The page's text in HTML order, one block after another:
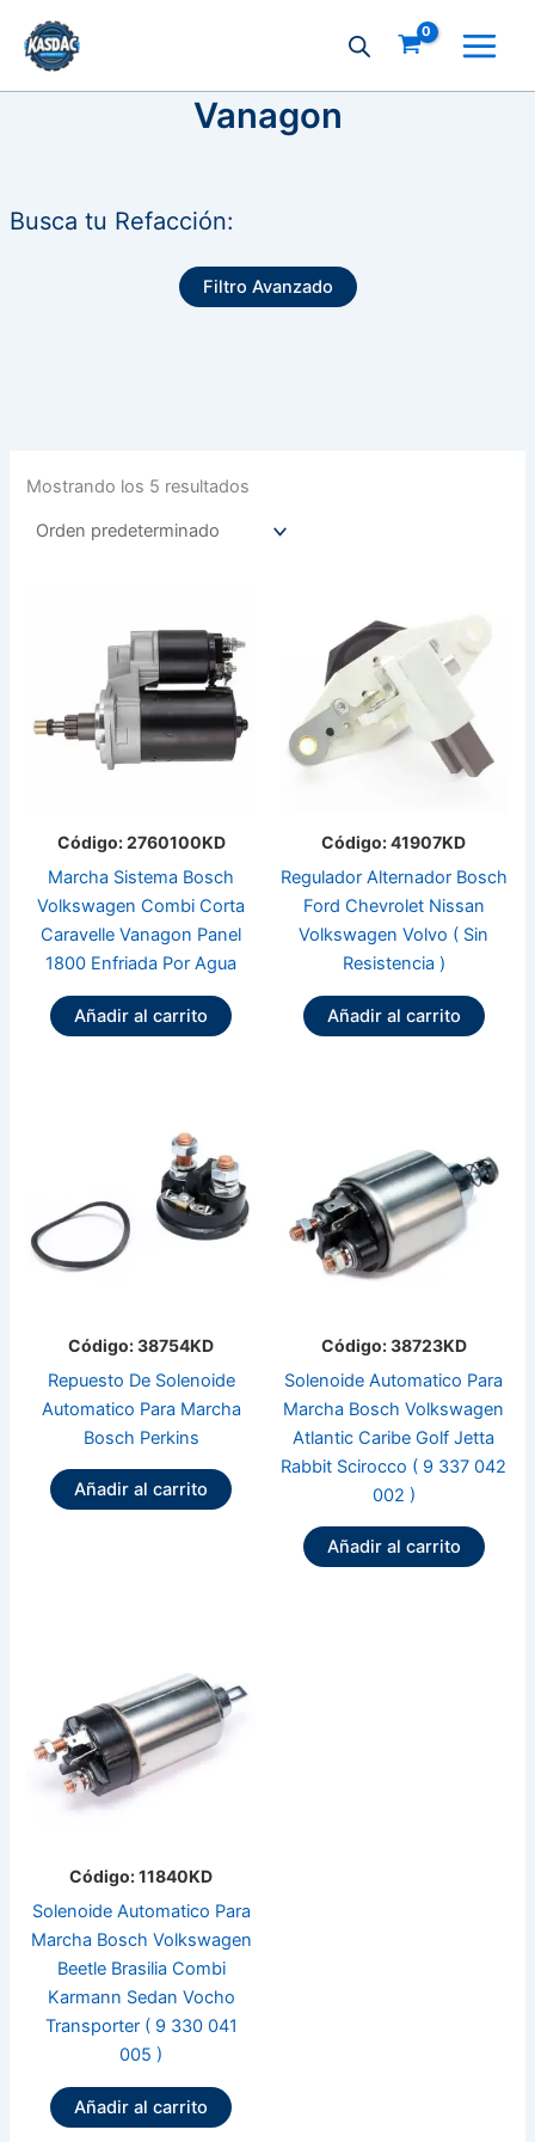
contenido
Vanagon
Busca tu Refacción:
Filtro Avanzado
Mostrando los 5 resultados
Código: 2760100KD
Marcha Sistema Bosch
Volkswagen Combi Corta
Caravelle Vanagon Panel
1800 Enfriada Por Agua
Añadir al carrito
Código: 41907KD
Regulador Alternador Bosch
Ford Chevrolet Nissan
Volkswagen Volvo ( Sin
Resistencia )
Añadir al carrito
Código: 38754KD
Repuesto De Solenoide
Automatico Para Marcha
Bosch Perkins
Añadir al carrito
Código: 38723KD
Solenoide Automatico Para
Marcha Bosch Volkswagen
Atlantic Caribe Golf Jetta
Rabbit Scirocco ( 9 337 042
002 )
Añadir al carrito
Código: 11840KD
Solenoide Automatico Para
Marcha Bosch Volkswagen
Beetle Brasilia Combi
Karmann Sedan Vocho
Transporter ( 9 330 041
005 )
Añadir al carrito